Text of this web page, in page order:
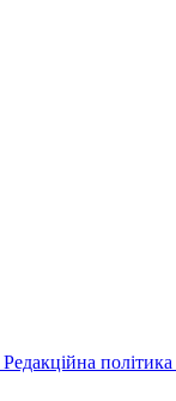
Редакційна політика